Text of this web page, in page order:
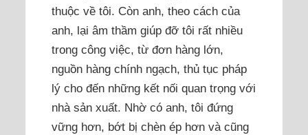
thuộc về tôi. Còn anh, theo cách của
anh, lại âm thầm giúp đỡ tôi rất nhiều
trong công việc, từ đơn hàng lớn,
nguồn hàng chính ngạch, thủ tục pháp
lý cho đến những kết nối quan trọng với
nhà sản xuất. Nhờ có anh, tôi đứng
vững hơn, bớt bị chèn ép hơn và cũng